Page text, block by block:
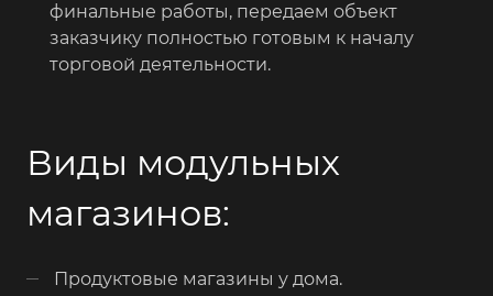
финальные работы, передаем объект
заказчику полностью готовым к началу
торговой деятельности.
Виды модульных
магазинов:
Продуктовые магазины у дома.